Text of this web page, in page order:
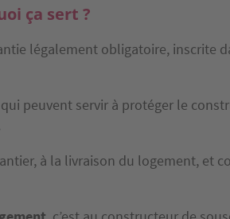
ça sert ?
légalement obligatoire, inscrite
peuvent servir à protéger le
à la livraison du logement, et